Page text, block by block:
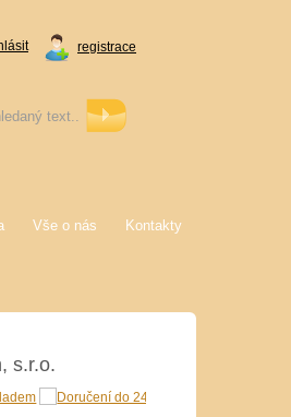
registrace
Kontakty
Vše o nás
s.r.o.